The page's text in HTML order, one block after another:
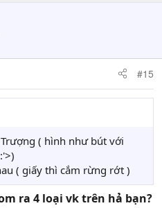
#15
( hình như bút với
( giấy thì cắm rừng rớt )
ra 4 loại vk trên hả bạn?